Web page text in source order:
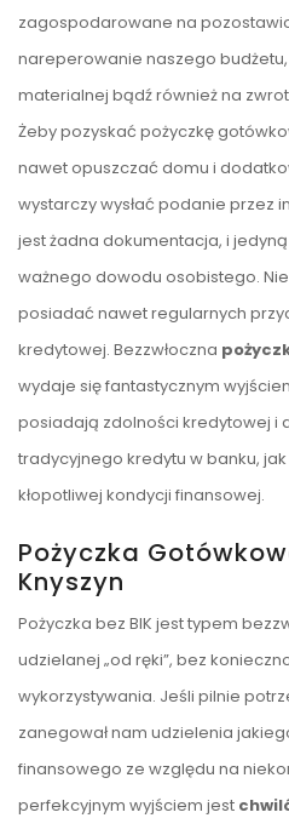
zagospodarowane na
nareperowanie naszego
materialnej bądź również na
Żeby pozyskać pożyczkę
nawet opuszczać domu i
wystarczy wysłać podanie przez
jest żadna dokumentacja, i
ważnego dowodu osobistego.
posiadać nawet regularnych
kredytowej. Bezzwłoczna
wydaje się fantastycznym
posiadają zdolności kredytowej i
tradycyjnego kredytu w banku,
kłopotliwej kondycji finansowej.
Pożyczka
Knyszyn
Pożyczka bez BIK jest typem
udzielanej „od ręki”, bez
wykorzystywania. Jeśli pilnie
zanegował nam udzielenia
finansowego ze względu na
perfekcyjnym wyjściem jest